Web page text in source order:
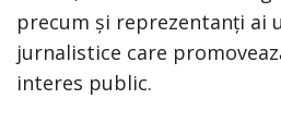
precum și reprezentanți ai
jurnalistice care
interes public.